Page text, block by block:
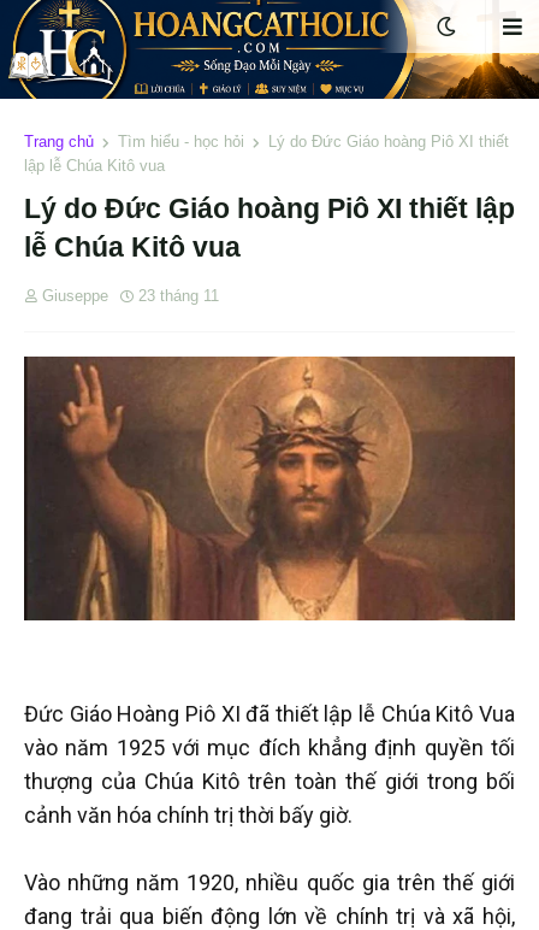
Trang chủ Tìm hiểu - học hỏi
Lý do Đức Giáo hoàng Piô XI thiết
lập lễ Chúa Kitô vua
Lý do Đức Giáo hoàng Piô XI thiết lập
lễ Chúa Kitô vua
Giuseppe 23 tháng 11
Đức Giáo Hoàng Piô XI đã thiết lập lễ Chúa Kitô Vua
vào năm 1925 với mục đích khẳng định quyền tối
thượng của Chúa Kitô trên toàn thế giới trong bối
cảnh văn hóa chính trị thời bấy giờ.
Vào những năm 1920, nhiều quốc gia trên thế giới
đang trải qua biến động lớn về chính trị và xã hội,